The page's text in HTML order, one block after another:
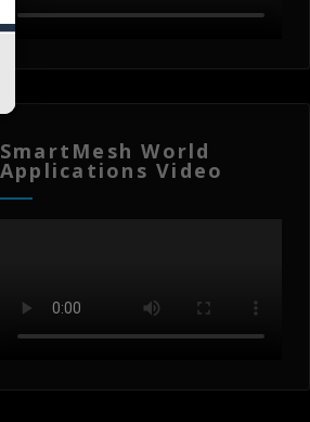
SmartMesh World
Applications Video